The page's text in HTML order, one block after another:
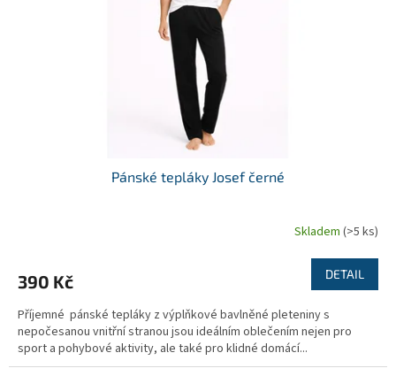
Pánské tepláky Josef černé
Skladem (>5 ks)
390 Kč DETAIL
Příjemné pánské tepláky z výplňkové bavlněné pleteniny s
nepočesanou vnitřní stranou jsou ideálním oblečením nejen pro
sport a pohybové aktivity, ale také pro klidné domácí...